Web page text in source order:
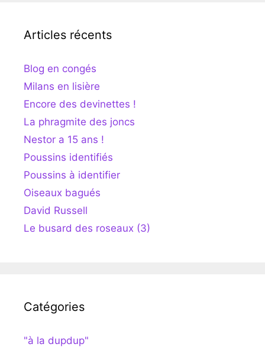
Articles récents
Blog en congés
Milans en lisière
Encore des devinettes !
La phragmite des joncs
Nestor a 15 ans !
Poussins identifiés
Poussins à identifier
Oiseaux bagués
David Russell
Le busard des roseaux (3)
Catégories
"à la dupdup"